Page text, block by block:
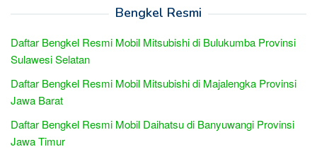
Bengkel Resmi
Daftar Bengkel Resmi Mobil Mitsubishi di Bulukumba Provinsi
Sulawesi Selatan
Daftar Bengkel Resmi Mobil Mitsubishi di Majalengka Provinsi
Jawa Barat
Daftar Bengkel Resmi Mobil Daihatsu di Banyuwangi Provinsi
Jawa Timur